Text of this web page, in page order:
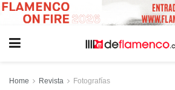
Home Revista Fotografías